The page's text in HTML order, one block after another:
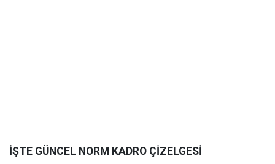
İŞTE GÜNCEL NORM KADRO ÇİZELGESİ